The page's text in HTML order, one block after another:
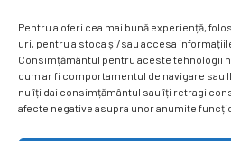
Pentru a oferi cea mai bună experiență,
uri, pentru a stoca și/sau accesa
Consimțământul pentru aceste tehnologii
cum ar fi comportamentul de navigare sau
nu îți dai consimțământul sau îți retragi
afecte negative asupra unor anumite
Ne puteți găsi și pe rețelele sociale.